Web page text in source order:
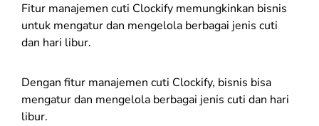
Fitur manajemen cuti Clockify memungkinkan bisnis
untuk mengatur dan mengelola berbagai jenis cuti
dan hari libur.
Dengan fitur manajemen cuti Clockify, bisnis bisa
mengatur dan mengelola berbagai jenis cuti dan hari
libur.